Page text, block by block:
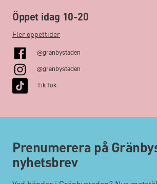
Öppet idag 10-20
Fler öppettider
@granbystaden
@granbystaden
TikTok
Prenumerera på
nyhetsbrev